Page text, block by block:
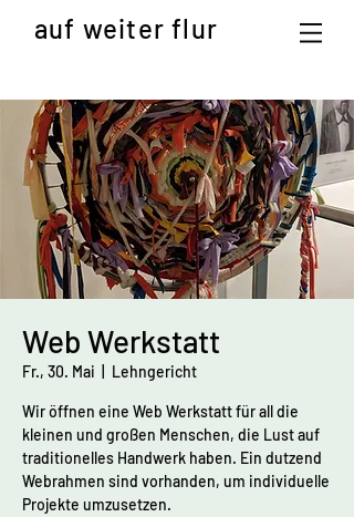
auf weiter flur
Web Werkstatt
Fr., 30. Mai Lehngericht
Wir öffnen eine Web Werkstatt für all die
kleinen und großen Menschen, die Lust auf
traditionelles Handwerk haben. Ein dutzend
Webrahmen sind vorhanden, um individuelle
Projekte umzusetzen.